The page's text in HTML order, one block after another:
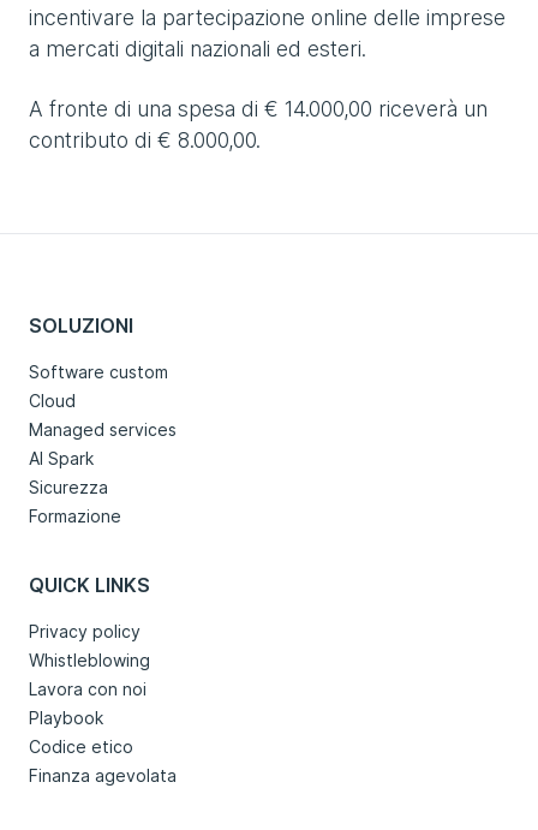
incentivare la partecipazione online delle imprese
a mercati digitali nazionali ed esteri.
A fronte di una spesa di € 14.000,00 riceverà un
contributo di € 8.000,00.
SOLUZIONI
Software custom
Cloud
Managed services
AI Spark
Sicurezza
Formazione
QUICK LINKS
Privacy policy
Whistleblowing
Lavora con noi
Playbook
Codice etico
Finanza agevolata